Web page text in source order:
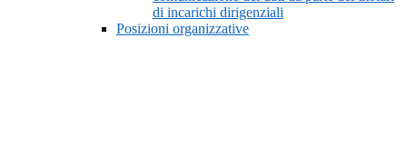
di incarichi dirigenziali
Posizioni organizzative